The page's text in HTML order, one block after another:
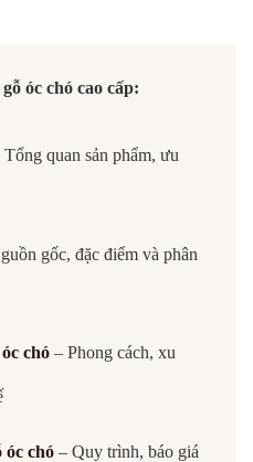
óc chó cao cấp:
quan sản phẩm, ưu
gốc, đặc điểm và phân
chó– Phong cách, xu
óc chó– Quy trình, báo giá